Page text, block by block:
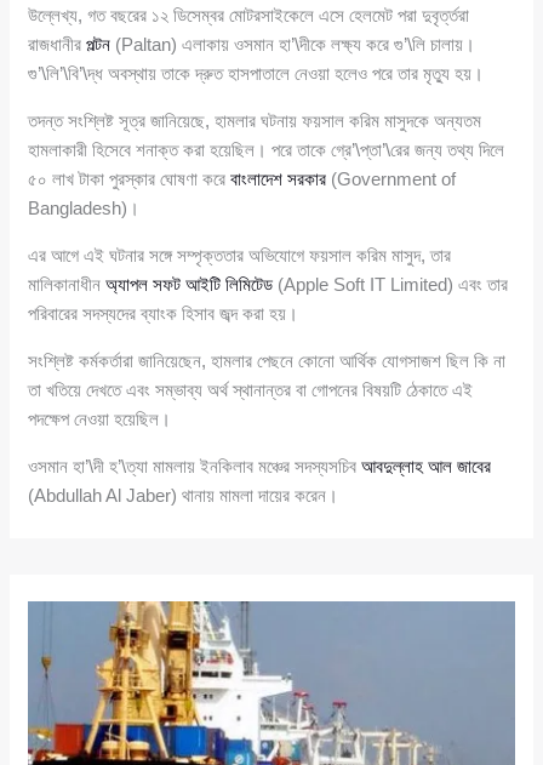
উল্লেখ্য, গত বছরের ১২ ডিসেম্বর মোটরসাইকেলে এসে হেলমেট পরা দুবৃর্ত্তরা
রাজধানীরপল্টন (Paltan) এলাকায় ওসমান হা’\দীকে লক্ষ্য করে গু’\লি চালায়।
গু’\লি’\বি’\দ্ধ অবস্থায় তাকে দ্রুত হাসপাতালে নেওয়া হলেও পরে তার মৃত্যু হয়।
তদন্ত সংশ্লিষ্ট সূত্র জানিয়েছে, হামলার ঘটনায় ফয়সাল করিম মাসুদকে অন্যতম
হামলাকারী হিসেবে শনাক্ত করা হয়েছিল। পরে তাকে গ্রে’\প্তা’\রের জন্য তথ্য দিলে
৫০ লাখ টাকা পুরস্কার ঘোষণা করেবাংলাদেশ সরকার (Government of
Bangladesh)।
এর আগে এই ঘটনার সঙ্গে সম্পৃক্ততার অভিযোগে ফয়সাল করিম মাসুদ, তার
মালিকানাধীনঅ্যাপল সফট আইটি লিমিটেড (Apple Soft IT Limited) এবং তার
পরিবারের সদস্যদের ব্যাংক হিসাব জব্দ করা হয়।
সংশ্লিষ্ট কর্মকর্তারা জানিয়েছেন, হামলার পেছনে কোনো আর্থিক যোগসাজশ ছিল কি না
তা খতিয়ে দেখতে এবং সম্ভাব্য অর্থ স্থানান্তর বা গোপনের বিষয়টি ঠেকাতে এই
পদক্ষেপ নেওয়া হয়েছিল।
ওসমান হা’\দী হ’\ত্যা মামলায় ইনকিলাব মঞ্চের সদস্যসচিবআবদুল্লাহ আল জাবের
(Abdullah Al Jaber) থানায় মামলা দায়ের করেন।